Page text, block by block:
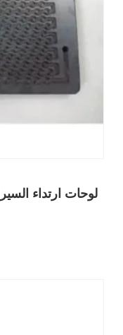
لوحات ارتداء